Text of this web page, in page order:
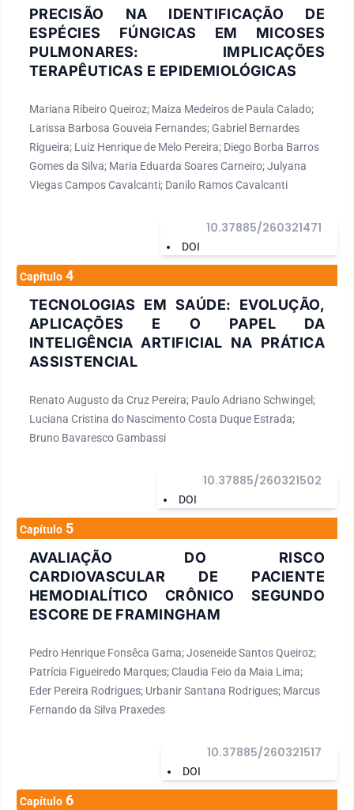
PRECISÃO NA IDENTIFICAÇÃO DE
ESPÉCIES FÚNGICAS EM MICOSES
PULMONARES: IMPLICAÇÕES
TERAPÊUTICAS E EPIDEMIOLÓGICAS
Mariana Ribeiro Queiroz; Maiza Medeiros de Paula Calado;
Larissa Barbosa Gouveia Fernandes; Gabriel Bernardes
Rigueira; Luiz Henrique de Melo Pereira; Diego Borba Barros
Gomes da Silva; Maria Eduarda Soares Carneiro; Julyana
Viegas Campos Cavalcanti; Danilo Ramos Cavalcanti
DOI
10.37885/260321471
Capítulo 4
TECNOLOGIAS EM SAÚDE: EVOLUÇÃO,
APLICAÇÕES E O PAPEL DA
INTELIGÊNCIA ARTIFICIAL NA PRÁTICA
ASSISTENCIAL
Renato Augusto da Cruz Pereira; Paulo Adriano Schwingel;
Luciana Cristina do Nascimento Costa Duque Estrada;
Bruno Bavaresco Gambassi
DOI
10.37885/260321502
Capítulo 5
AVALIAÇÃO DO RISCO
CARDIOVASCULAR DE PACIENTE
HEMODIALÍTICO CRÔNICO SEGUNDO
ESCORE DE FRAMINGHAM
Pedro Henrique Fonsêca Gama; Joseneide Santos Queiroz;
Patrícia Figueiredo Marques; Claudia Feio da Maia Lima;
Eder Pereira Rodrigues; Urbanir Santana Rodrigues; Marcus
Fernando da Silva Praxedes
DOI
10.37885/260321517
Capítulo 6